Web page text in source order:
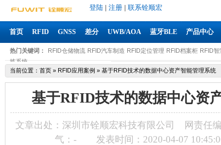
登陆 注册 联系铨顺宏
首页 RFID GNSS 差分 UWB/AOA 蓝牙BLE 产品中心
热门关键词： RFID仓储物流 RFID汽车制造 RFID定位管理 RFID档案柜 RFID
拣系统
当前位置： 首页 » RFID应用案例 » 基于RFID技术的数据中心资产智能管理系统
基于RFID技术的数据中心资
文章出处：深圳市铨顺宏科技有限公司
网责任
气： - 发表时间：2020-04-07